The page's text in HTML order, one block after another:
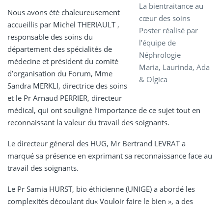
La bientraitance au
cœur des soins
Poster réalisé par
l’équipe de
Néphrologie
Maria, Laurinda, Ada
& Olgica
Nous avons été chaleureusement
accueillis par Michel THERIAULT ,
responsable des soins du
département des spécialités de
médecine et président du comité
d’organisation du Forum, Mme
Sandra MERKLI, directrice des soins
et le Pr Arnaud PERRIER, directeur
médical, qui ont souligné l’importance de ce sujet tout en
reconnaissant la valeur du travail des soignants.
Le directeur géneral des HUG, Mr Bertrand LEVRAT a
marqué sa présence en exprimant sa reconnaissance face au
travail des soignants.
Le Pr Samia HURST, bio éthicienne (UNIGE) a abordé les
complexités découlant du« Vouloir faire le bien », a des